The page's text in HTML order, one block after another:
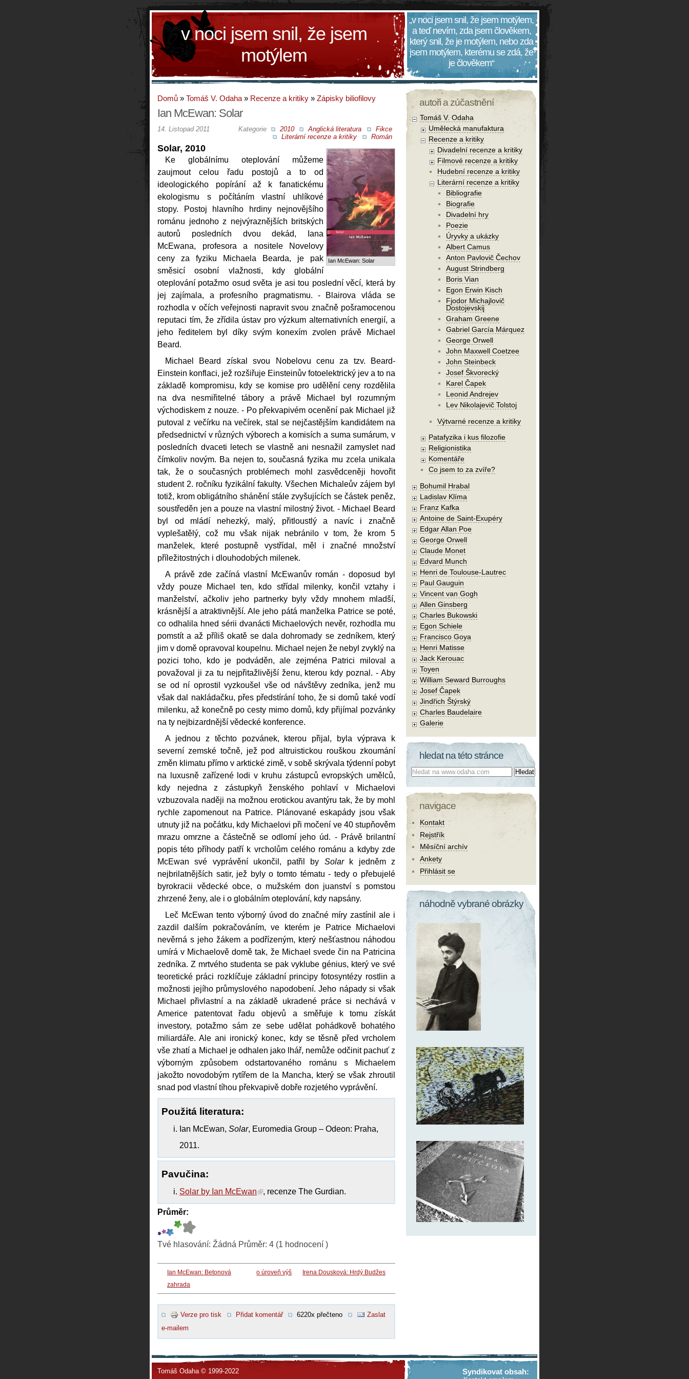
v noci jsem snil, že jsem
motýlem
„v noci jsem snil, že jsem motýlem,
a teď nevím, zda jsem člověkem,
který snil, že je motýlem, nebo zda
jsem motýlem, kterému se zdá, že
je člověkem“
Domů » Tomáš V. Odaha » Recenze a kritiky » Zápisky biliofilovy
Ian McEwan: Solar
Kategorie 2010 Anglická literatura
Fikce
Literární recenze a kritiky
Román
14. Listopad 2011
Ian McEwan: Solar
Solar, 2010
Ke globálnímu oteplování můžeme
zaujmout celou řadu postojů a to od
ideologického popírání až k fanatickému
ekologismu s počítáním vlastní uhlíkové
stopy. Postoj hlavního hrdiny nejnovějšího
románu jednoho z nejvýraznějších britských
autorů posledních dvou dekád, Iana
McEwana, profesora a nositele Novelovy
ceny za fyziku Michaela Bearda, je pak
směsicí osobní vlažnosti, kdy globální
oteplování potažmo osud světa je asi tou poslední věcí, která by
jej zajímala, a profesního pragmatismu. - Blairova vláda se
rozhodla v očích veřejnosti napravit svou značně pošramocenou
reputaci tím, že zřídila ústav pro výzkum alternativních energií, a
jeho ředitelem byl díky svým konexím zvolen právě Michael
Beard.
Michael Beard získal svou Nobelovu cenu za tzv. Beard-
Einstein konflaci, jež rozšiřuje Einsteinův fotoelektrický jev a to na
základě kompromisu, kdy se komise pro udělění ceny rozdělila
na dva nesmiřitelné tábory a právě Michael byl rozumným
východiskem z nouze. - Po překvapivém ocenění pak Michael již
putoval z večírku na večírek, stal se nejčastějším kandidátem na
předsednictví v různých výborech a komisích a suma sumárum, v
posledních dvaceti letech se vlastně ani nesnažil zamyslet nad
čímkoliv novým. Ba nejen to, současná fyzika mu zcela unikala
tak, že o současných problémech mohl zasvědceněji hovořit
student 2. ročníku fyzikální fakulty. Všechen Michaleův zájem byl
totiž, krom obligátního shánění stále zvyšujících se částek peněz,
soustředěn jen a pouze na vlastní milostný život. - Michael Beard
byl od mládí nehezký, malý, přitloustlý a navíc i značně
vyplešatělý, což mu však nijak nebránilo v tom, že krom 5
manželek, které postupně vystřídal, měl i značné množství
příležitostných i dlouhodobých milenek.
A právě zde začíná vlastní McEwanův román - doposud byl
vždy pouze Michael ten, kdo střídal milenky, končil vztahy i
manželství, ačkoliv jeho partnerky byly vždy mnohem mladší,
krásnější a atraktivnější. Ale jeho pátá manželka Patrice se poté,
co odhalila hned sérii dvanácti Michaelových nevěr, rozhodla mu
pomstít a až příliš okatě se dala dohromady se zedníkem, který
jim v domě opravoval koupelnu. Michael nejen že nebyl zvyklý na
pozici toho, kdo je podváděn, ale zejména Patrici miloval a
považoval ji za tu nejpřitažlivější ženu, kterou kdy poznal. - Aby
se od ní oprostil vyzkoušel vše od návštěvy zedníka, jenž mu
však dal nakládačku, přes předstírání toho, že si domů také vodí
milenku, až konečně po cesty mimo domů, kdy přijímal pozvánky
na ty nejbizardnější vědecké konference.
A jednou z těchto pozvánek, kterou přijal, byla výprava k
severní zemské točně, jež pod altruistickou rouškou zkoumání
změn klimatu přímo v arktické zimě, v sobě skrývala týdenní pobyt
na luxusně zařízené lodi v kruhu zástupců evropských umělců,
kdy nejedna z zástupkyň ženského pohlaví v Michaelovi
vzbuzovala naději na možnou erotickou avantýru tak, že by mohl
rychle zapomenout na Patrice. Plánované eskapády jsou však
utnuty již na počátku, kdy Michaelovi při močení ve 40 stupňověm
mrazu omrzne a částečně se odlomí jeho úd. - Právě brilantní
popis této příhody patří k vrcholům celého románu a kdyby zde
McEwan své vyprávění ukončil, patřil by Solark jedněm z
nejbrilatnějších satir, jež byly o tomto tématu - tedy o přebujelé
byrokracii vědecké obce, o mužském don juanství s pomstou
zhrzené ženy, ale i o globálním oteplování, kdy napsány.
Leč McEwan tento výborný úvod do značné míry zastínil ale i
zazdil dalším pokračováním, ve kterém je Patrice Michaelovi
nevěrná s jeho žákem a podřízeným, který nešťastnou náhodou
umírá v Michaelově domě tak, že Michael svede čin na Patricina
zedníka. Z mrtvého studenta se pak vyklube génius, který ve své
teoretické práci rozklíčuje základní principy fotosyntézy rostlin a
možnosti jejího průmyslového napodobení. Jeho nápady si však
Michael přivlastní a na základě ukradené práce si nechává v
Americe patentovat řadu objevů a směřuje k tomu získát
investory, potažmo sám ze sebe udělat pohádkově bohatého
miliardáře. Ale ani ironický konec, kdy se těsně před vrcholem
vše zhatí a Michael je odhalen jako lhář, nemůže odčinit pachuť z
výborným způsobem odstartovaného románu s Michaelem
jakožto novodobým rytířem de la Mancha, který se však zhroutil
snad pod vlastní tíhou překvapivě dobře rozjetého vyprávění.
Použitá literatura:
Ian McEwan, Solar, Euromedia Group – Odeon: Praha,
2011.
Pavučina:
Solar by Ian McEwan , recenze The Gurdian.
Průměr:
Tvé hlasování: Žádná Průměr: 4 (1 hodnocení )
Ian McEwan: Betonová
zahrada
o úroveň výš Irena Dousková: Hrdý Budžes
Verze pro tisk Přidat komentář 6220x přečteno
Zaslat
e-mailem
autoři a zúčastnění
Tomáš V. Odaha
Umělecká manufaktura
Recenze a kritiky
Divadelní recenze a kritiky
Filmové recenze a kritiky
Hudební recenze a kritiky
Literární recenze a kritiky
Bibliografie
Biografie
Divadelní hry
Poezie
Úryvky a ukázky
Albert Camus
Anton Pavlovič Čechov
August Strindberg
Boris Vian
Egon Erwin Kisch
Fjodor Michajlovič
Dostojevskij
Graham Greene
Gabriel García Márquez
George Orwell
John Maxwell Coetzee
John Steinbeck
Josef Škvorecký
Karel Čapek
Leonid Andrejev
Lev Nikolajevič Tolstoj
Výtvarné recenze a kritiky
Patafyzika i kus filozofie
Religionistika
Komentáře
Co jsem to za zvíře?
Bohumil Hrabal
Ladislav Klíma
Franz Kafka
Antoine de Saint-Exupéry
Edgar Allan Poe
George Orwell
Claude Monet
Edvard Munch
Henri de Toulouse-Lautrec
Paul Gauguin
Vincent van Gogh
Allen Ginsberg
Charles Bukowski
Egon Schiele
Francisco Goya
Henri Matisse
Jack Kerouac
Toyen
William Seward Burroughs
Josef Čapek
Jindřich Štýrský
Charles Baudelaire
Galerie
hledat na této stránce
Co hledat:
navigace
Kontakt
Rejstřík
Měsíční archív
Ankety
Přihlásit se
náhodně vybrané obrázky
Tomáš Odaha © 1999-2022 Syndikovat obsah: